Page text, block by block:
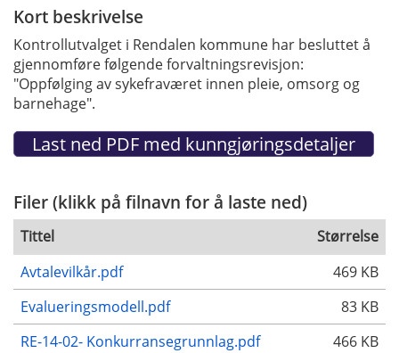
Kort beskrivelse
Kontrollutvalget i Rendalen kommune har besluttet å
gjennomføre følgende forvaltningsrevisjon:
"Oppfølging av sykefraværet innen pleie, omsorg og
barnehage".
Filer (klikk på filnavn for å laste ned)
Tittel
Størrelse
Avtalevilkår.pdf
469 KB
Evalueringsmodell.pdf
83 KB
RE-14-02- Konkurransegrunnlag.pdf
466 KB